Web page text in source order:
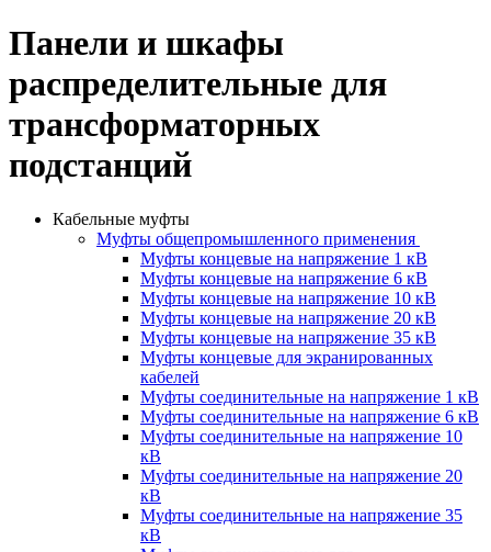
Панели и шкафы
распределительные для
трансформаторных
подстанций
Кабельные муфты
Муфты общепромышленного применения
Муфты концевые на напряжение 1 кВ
Муфты концевые на напряжение 6 кВ
Муфты концевые на напряжение 10 кВ
Муфты концевые на напряжение 20 кВ
Муфты концевые на напряжение 35 кВ
Муфты концевые для экранированных
кабелей
Муфты соединительные на напряжение 1 кВ
Муфты соединительные на напряжение 6 кВ
Муфты соединительные на напряжение 10
кВ
Муфты соединительные на напряжение 20
кВ
Муфты соединительные на напряжение 35
кВ